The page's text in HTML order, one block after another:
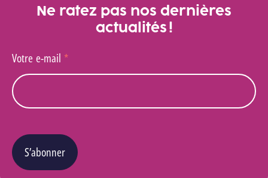
Ne ratez pas nos dernières
actualités !
Votre e-mail *
S’abonner